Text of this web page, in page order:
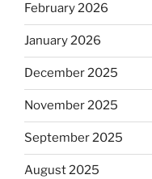
February 2026
January 2026
December 2025
November 2025
September 2025
August 2025